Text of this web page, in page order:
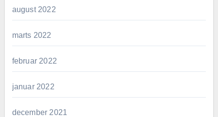
august 2022
marts 2022
februar 2022
januar 2022
december 2021